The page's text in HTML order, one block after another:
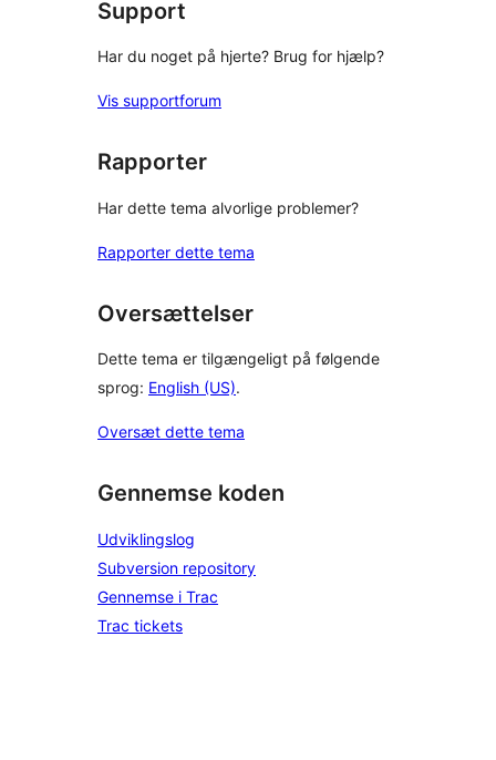
Support
Har du noget på hjerte? Brug for hjælp?
Vis supportforum
Rapporter
Har dette tema alvorlige problemer?
Rapporter dette tema
Oversættelser
Dette tema er tilgængeligt på følgende
sprog: English (US).
Oversæt dette tema
Gennemse koden
Udviklingslog
Subversion repository
Gennemse i Trac
Trac tickets